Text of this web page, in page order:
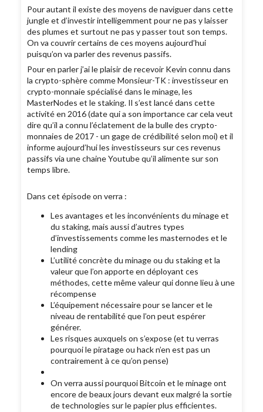
Pour autant il existe des moyens de naviguer dans cette
jungle et d’investir intelligemment pour ne pas y laisser
des plumes et surtout ne pas y passer tout son temps.
On va couvrir certains de ces moyens aujourd’hui
puisqu’on va parler des revenus passifs.
Pour en parler j’ai le plaisir de recevoir Kevin connu dans
la crypto-sphère comme Monsieur-TK : investisseur en
crypto-monnaie spécialisé dans le minage, les
MasterNodes et le staking. Il s’est lancé dans cette
activité en 2016 (date qui a son importance car cela veut
dire qu’il a connu l’éclatement de la bulle des crypto-
monnaies de 2017 - un gage de crédibilité selon moi) et il
informe aujourd’hui les investisseurs sur ces revenus
passifs via une chaine Youtube qu’il alimente sur son
temps libre.
Dans cet épisode on verra :
Les avantages et les inconvénients du minage et
du staking, mais aussi d’autres types
d’investissements comme les masternodes et le
lending
L’utilité concrète du minage ou du staking et la
valeur que l’on apporte en déployant ces
méthodes, cette même valeur qui donne lieu à une
récompense
L’équipement nécessaire pour se lancer et le
niveau de rentabilité que l’on peut espérer
générer.
Les risques auxquels on s’expose (et tu verras
pourquoi le piratage ou hack n’en est pas un
contrairement à ce qu’on pense)
On verra aussi pourquoi Bitcoin et le minage ont
encore de beaux jours devant eux malgré la sortie
de technologies sur le papier plus efficientes.